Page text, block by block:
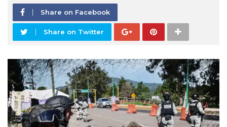
Share on Facebook
Share on Twitter